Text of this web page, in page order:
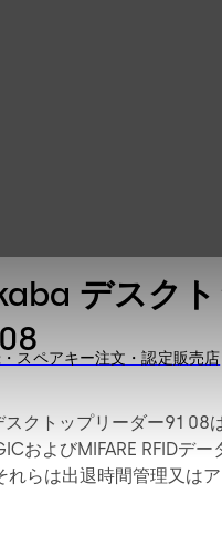
スペアキー注文・認定販売店
デスクト
クトップリーダー91 08
およびMIFARE RFIDデ
れらは出退時間管理又は